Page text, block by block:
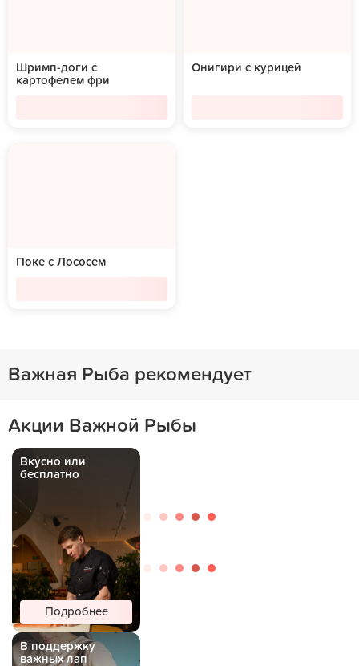
Шримп-доги с
картофелем фри
Онигири с курицей
Поке с Лососем
Важная Рыба рекомендует
Акции Важной Рыбы
Вкусно или
бесплатно
Подробнее
В поддержку
важных лап